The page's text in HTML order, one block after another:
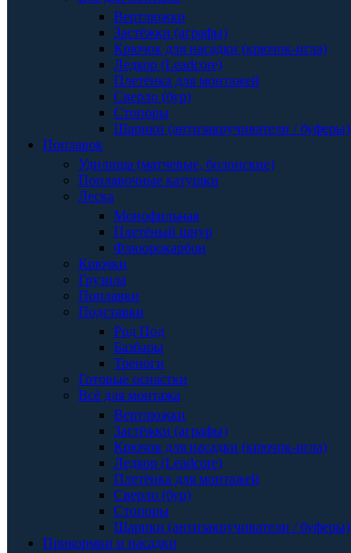
Вертлюжки
Застёжки (аграфы)
Крючок для насадки (крючок-игла)
Ледкор (Leadcore)
Плетёнка для монтажей
Сверло (бур)
Стопоры
Шарики (антизакручиватели / буферы)
Поплавок
Удилища (матчевые, болонские)
Поплавочные катушки
Леска
Монофильная
Плетёный шнур
Флюорокарбон
Крючки
Грузила
Поплавки
Подставки
Род Под
Базбары
Треноги
Готовые оснастки
Всё для монтажа
Вертлюжки
Застёжки (аграфы)
Крючок для насадки (крючок-игла)
Ледкор (Leadcore)
Плетёнка для монтажей
Сверло (бур)
Стопоры
Шарики (антизакручиватели / буферы)
Прикормки и насадки